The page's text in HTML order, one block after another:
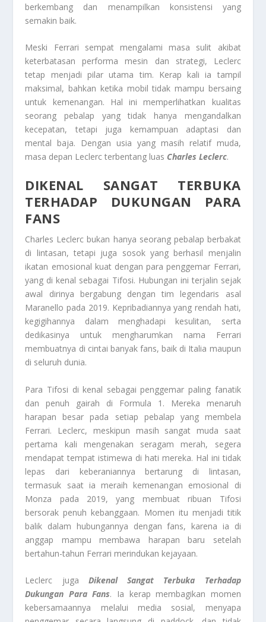
berkembang dan menampilkan konsistensi yang
semakin baik.
Meski Ferrari sempat mengalami masa sulit akibat
keterbatasan performa mesin dan strategi, Leclerc
tetap menjadi pilar utama tim. Kerap kali ia tampil
maksimal, bahkan ketika mobil tidak mampu bersaing
untuk kemenangan. Hal ini memperlihatkan kualitas
seorang pebalap yang tidak hanya mengandalkan
kecepatan, tetapi juga kemampuan adaptasi dan
mental baja. Dengan usia yang masih relatif muda,
masa depan Leclerc terbentang luas Charles Leclerc.
DIKENAL SANGAT TERBUKA
TERHADAP DUKUNGAN PARA
FANS
Charles Leclerc bukan hanya seorang pebalap berbakat
di lintasan, tetapi juga sosok yang berhasil menjalin
ikatan emosional kuat dengan para penggemar Ferrari,
yang di kenal sebagai Tifosi. Hubungan ini terjalin sejak
awal dirinya bergabung dengan tim legendaris asal
Maranello pada 2019. Kepribadiannya yang rendah hati,
kegigihannya dalam menghadapi kesulitan, serta
dedikasinya untuk mengharumkan nama Ferrari
membuatnya di cintai banyak fans, baik di Italia maupun
di seluruh dunia.
Para Tifosi di kenal sebagai penggemar paling fanatik
dan penuh gairah di Formula 1. Mereka menaruh
harapan besar pada setiap pebalap yang membela
Ferrari. Leclerc, meskipun masih sangat muda saat
pertama kali mengenakan seragam merah, segera
mendapat tempat istimewa di hati mereka. Hal ini tidak
lepas dari keberaniannya bertarung di lintasan,
termasuk saat ia meraih kemenangan emosional di
Monza pada 2019, yang membuat ribuan Tifosi
bersorak penuh kebanggaan. Momen itu menjadi titik
balik dalam hubungannya dengan fans, karena ia di
anggap mampu membawa harapan baru setelah
bertahun-tahun Ferrari merindukan kejayaan.
Leclerc juga Dikenal Sangat Terbuka Terhadap
Dukungan Para Fans. Ia kerap membagikan momen
kebersamaannya melalui media sosial, menyapa